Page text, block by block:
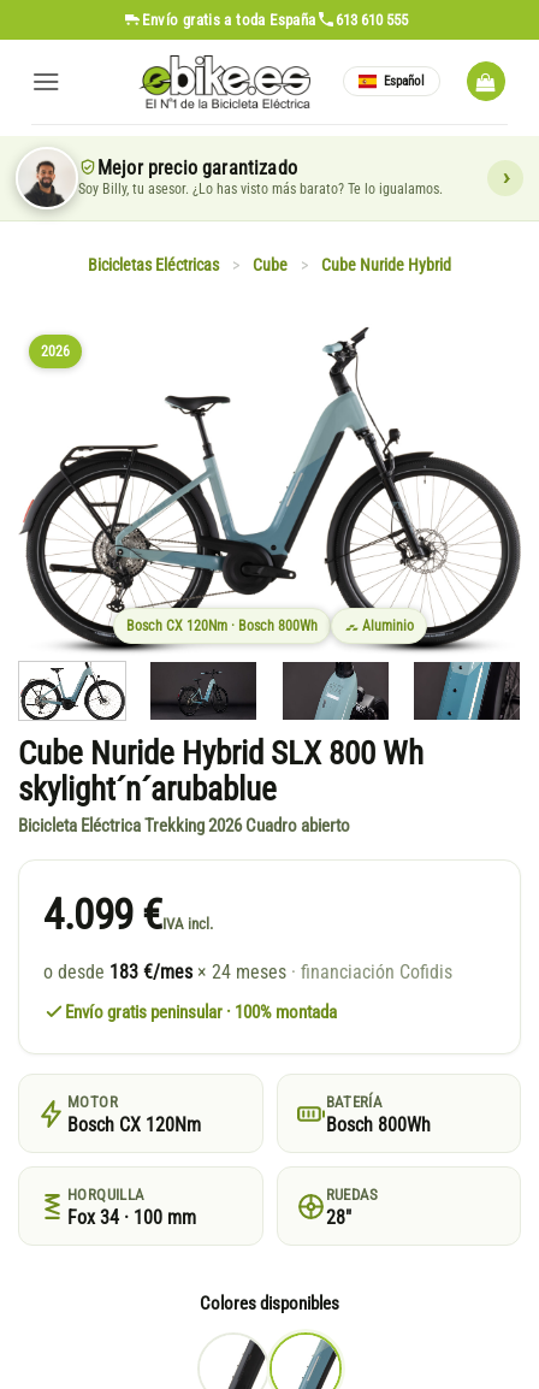
al
contenido
Envío gratis a toda España 613 610 555
Español
Mejor precio garantizado
Soy Billy, tu asesor. ¿Lo has visto más barato? Te lo igualamos.
Bicicletas Eléctricas > Cube > Cube Nuride Hybrid
2026
Bosch CX 120Nm · Bosch 800Wh Aluminio
Cube Nuride Hybrid SLX 800 Wh
skylight´n´arubablue
Bicicleta Eléctrica Trekking 2026 Cuadro abierto
4.099 €IVA incl.
o desde 183 €/mes × 24 meses · financiación Cofidis
Envío gratis peninsular · 100% montada
MOTOR
Bosch CX 120Nm
BATERÍA
Bosch 800Wh
HORQUILLA
Fox 34 · 100 mm
RUEDAS
28"
Colores disponibles